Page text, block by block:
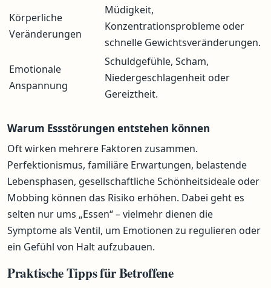
Körperliche
Veränderungen
Müdigkeit,
Konzentrationsprobleme oder
schnelle Gewichtsveränderungen.
Emotionale
Anspannung
Schuldgefühle, Scham,
Niedergeschlagenheit oder
Gereiztheit.
Warum Essstörungen entstehen können
Oft wirken mehrere Faktoren zusammen.
Perfektionismus, familiäre Erwartungen, belastende
Lebensphasen, gesellschaftliche Schönheitsideale oder
Mobbing können das Risiko erhöhen. Dabei geht es
selten nur ums „Essen“ – vielmehr dienen die
Symptome als Ventil, um Emotionen zu regulieren oder
ein Gefühl von Halt aufzubauen.
Praktische Tipps für Betroffene